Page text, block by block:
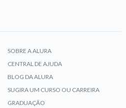
para líderes
SOBRE A ALURA
CENTRAL DE AJUDA
BLOG DA ALURA
SUGIRA UM CURSO OU CARREIRA
GRADUAÇÃO